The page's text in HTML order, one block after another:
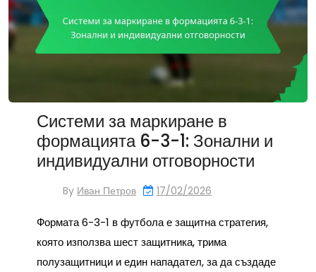
Системи за маркиране в
формацията 6-3-1: Зонални и
индивидуални отговорности
By Иван Петров 17/02/2026
Формата 6-3-1 в футбола е защитна стратегия,
която използва шест защитника, трима
полузащитници и един нападател, за да създаде